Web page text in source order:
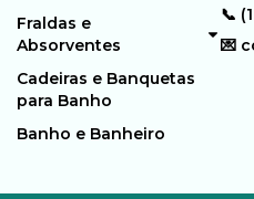
Fraldas e
Absorventes
Cadeiras e Banquetas
para Banho
Banho e Banheiro
📞
💌